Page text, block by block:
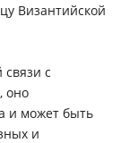
Византийской
с
оно
и может быть
и